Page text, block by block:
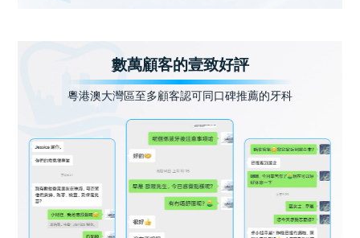
數萬顧客的壹致好評
粵港澳大灣區至多顧客認可同口碑推薦的牙科